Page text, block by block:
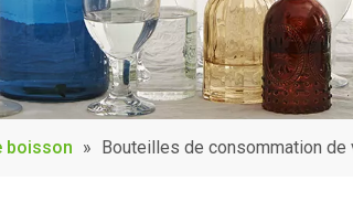
boisson » Bouteilles de consommation